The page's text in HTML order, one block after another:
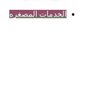
الخدمات المصغره